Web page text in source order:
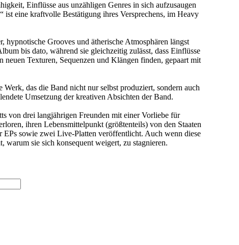
Einflüsse aus unzähligen Genres in sich aufzusaugen
eine kraftvolle Bestätigung ihres Versprechens, im Heavy
Grooves und ätherische Atmosphären längst
bis dato, während sie gleichzeitig zulässt, dass Einflüsse
Texturen, Sequenzen und Klängen finden, gepaart mit
das die Band nicht nur selbst produziert, sondern auch
Umsetzung der kreativen Absichten der Band.
von drei langjährigen Freunden mit einer Vorliebe für
ihren Lebensmittelpunkt (größtenteils) von den Staaten
sowie zwei Live-Platten veröffentlicht. Auch wenn diese
warum sie sich konsequent weigert, zu stagnieren.